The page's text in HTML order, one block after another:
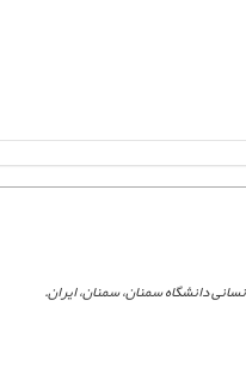
دانشگاه سمنان، سمنان، ایران.